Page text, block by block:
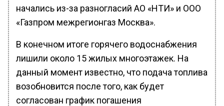
начались из-за разногласий АО «НТИ» и ООО
«Газпром межрегионгаз Москва».
В конечном итоге горячего водоснабжения
лишили около 15 жилых многоэтажек. На
данный момент известно, что подача топлива
возобновится после того, как будет
согласован график погашения